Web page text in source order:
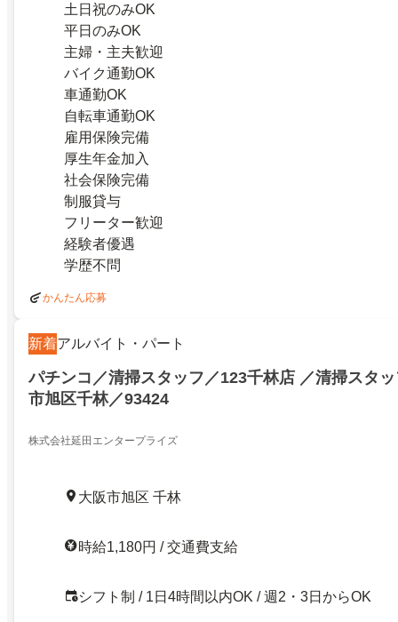
土日祝のみOK
平日のみOK
主婦・主夫歓迎
バイク通勤OK
車通勤OK
自転車通勤OK
雇用保険完備
厚生年金加入
社会保険完備
制服貸与
フリーター歓迎
経験者優遇
学歴不問
かんたん応募
新着アルバイト・パート
パチンコ／清掃スタッフ／123千林店 ／清掃スタ
市旭区千林／93424
株式会社延田エンタープライズ
大阪市旭区 千林
時給1,180円 / 交通費支給
シフト制 / 1日4時間以内OK / 週2・3日からOK